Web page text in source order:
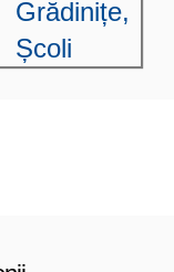
Grădinițe,
Școli